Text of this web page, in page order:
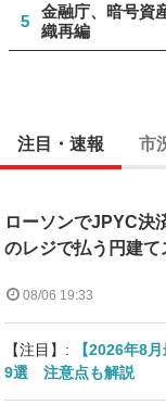
5
金融庁、暗号資
織再編
注目・速報 市
ローソンでJPYC
のレジで払う円建
08/06 19:33
【注目】:
【2026年8
9選 注意点も解説